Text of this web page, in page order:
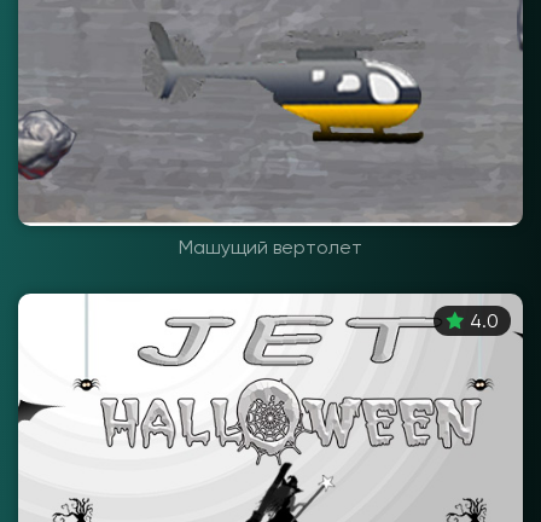
Машущий вертолет
4.0